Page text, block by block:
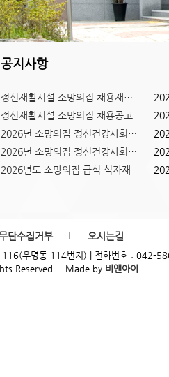
Next
23
공지사항
정신재활시설 소망의집 채용재공고
정신재활시설 소망의집 채용공고
2026년 소망의집 정신건강사회복...
2026년 소망의집 정신건강사회복...
2026년도 소망의집 급식 식자재 ...
단수집거부 오시는길
116(우명동 114번지) | 전화번호 :
Reserved.
Made by 비앤아이